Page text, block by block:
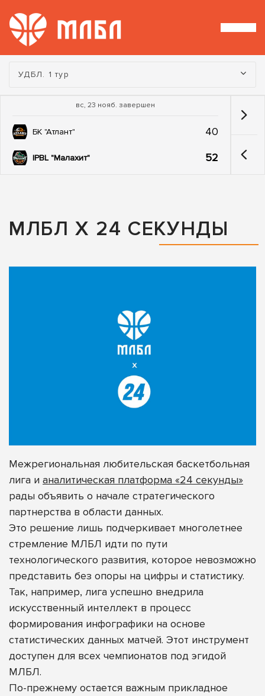
Турнир:
УДБЛ. 1 тур
вс, 23 нояб. завершен
БК "Атлант" 40
IPBL "Малахит" 52
МЛБЛ Х 24 СЕКУНДЫ
Межрегиональная любительская баскетбольная
лига и аналитическая платформа «24 секунды»
рады объявить о начале стратегического
партнерства в области данных.
Это решение лишь подчеркивает многолетнее
стремление МЛБЛ идти по пути
технологического развития, которое невозможно
представить без опоры на цифры и статистику.
Так, например, лига успешно внедрила
искусственный интеллект в процесс
формирования инфографики на основе
статистических данных матчей. Этот инструмент
доступен для всех чемпионатов под эгидой
МЛБЛ.
По-прежнему остается важным прикладное